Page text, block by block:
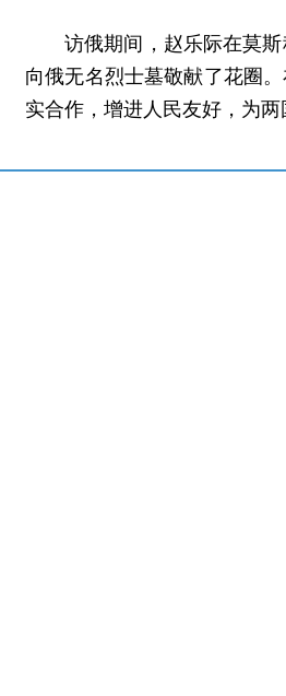
访俄期间，赵乐际在莫
向俄无名烈士墓敬献了花圈
实合作，增进人民友好，为两